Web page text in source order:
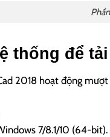
thống để
2018 hoạt động
7/8.1/10 (64-bit).